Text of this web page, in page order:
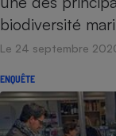
biodiversité
Le 24 septembre
ENQUÊTE